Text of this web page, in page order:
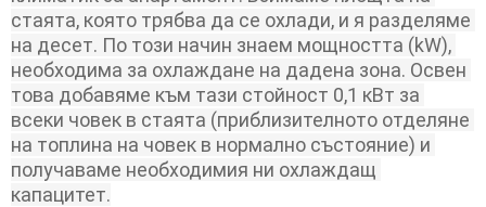
стаята, която трябва да се охлади, и я разделяме
на десет. По този начин знаем мощността (kW),
необходима за охлаждане на дадена зона. Освен
това добавяме към тази стойност 0,1 кВт за
всеки човек в стаята (приблизителното отделяне
на топлина на човек в нормално състояние) и
получаваме необходимия ни охлаждащ
капацитет.